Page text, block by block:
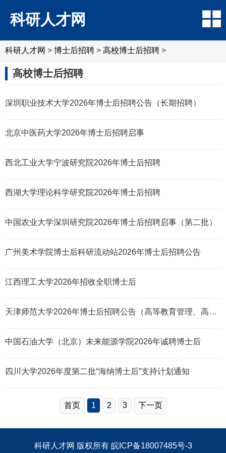
科研人才网
科研人才网 > 博士后招聘 > 高校博士后招聘 >
高校博士后招聘
深圳职业技术大学2026年博士后招聘公告（长期招聘）
北京中医药大学2026年博士后招聘启事
西北工业大学宁波研究院2026年博士后招聘
西湖大学理论科学研究院2026年博士后招聘
中国农业大学深圳研究院2026年博士后招聘启事（第二批）
广州美术学院博士后科研流动站2026年博士后招聘公告
江西理工大学2026年招收全职博士后
天津师范大学2026年博士后招聘公告（高等教育管理、高等教育评价方向）
中国石油大学（北京）未来能源学院2026年诚聘博士后
四川大学2026年度第二批“海纳博士后”支持计划通知
首页 1 2 3 下一页
科研人才网 版权所有 皖ICP备18007485号-3